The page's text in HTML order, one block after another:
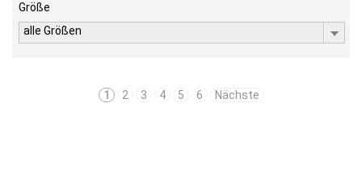
Größe
alle Größen
1 2 3 4 5 6 Nächste